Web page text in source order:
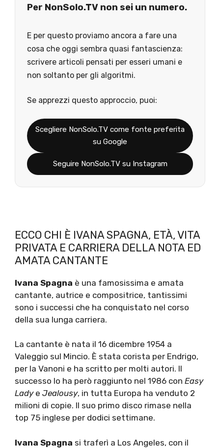
Per NonSolo.TV non sei un numero.
E per questo proviamo ancora a fare una
cosa che oggi sembra quasi fantascienza:
scrivere articoli pensati per esseri umani e
non soltanto per gli algoritmi.
Se apprezzi questo approccio, puoi:
Scegliere NonSolo.TV come fonte preferita
su Google
Seguire NonSolo.TV su Instagram
ECCO CHI È IVANA SPAGNA, ETÀ, VITA
PRIVATA E CARRIERA DELLA NOTA ED
AMATA CANTANTE
Ivana Spagna è una famosissima e amata
cantante, autrice e compositrice, tantissimi
sono i successi che ha conquistato nel corso
della sua lunga carriera.
La cantante è nata il 16 dicembre 1954 a
Valeggio sul Mincio. È stata corista per Endrigo,
per la Vanoni e ha scritto per molti autori. Il
successo lo ha però raggiunto nel 1986 con Easy
Ladye Jealousy, in tutta Europa ha venduto 2
milioni di copie. Il suo primo disco rimase nella
top 75 inglese per dodici settimane.
Ivana Spagna si traferì a Los Angeles, con il